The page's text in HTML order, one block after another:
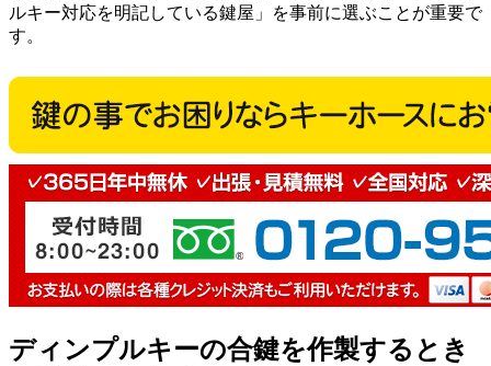
ルキー対応を明記している鍵屋」を事前に選ぶことが重要で
す。
ディンプルキーの合鍵を作製するとき